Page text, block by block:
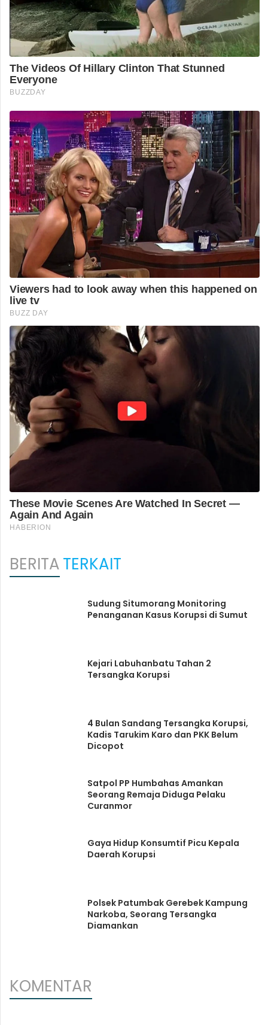
BERITATERKAIT
Sudung Situmorang Monitoring
Penanganan Kasus Korupsi di Sumut
Kejari Labuhanbatu Tahan 2
Tersangka Korupsi
4 Bulan Sandang Tersangka Korupsi,
Kadis Tarukim Karo dan PKK Belum
Dicopot
Satpol PP Humbahas Amankan
Seorang Remaja Diduga Pelaku
Curanmor
Gaya Hidup Konsumtif Picu Kepala
Daerah Korupsi
Polsek Patumbak Gerebek Kampung
Narkoba, Seorang Tersangka
Diamankan
KOMENTAR